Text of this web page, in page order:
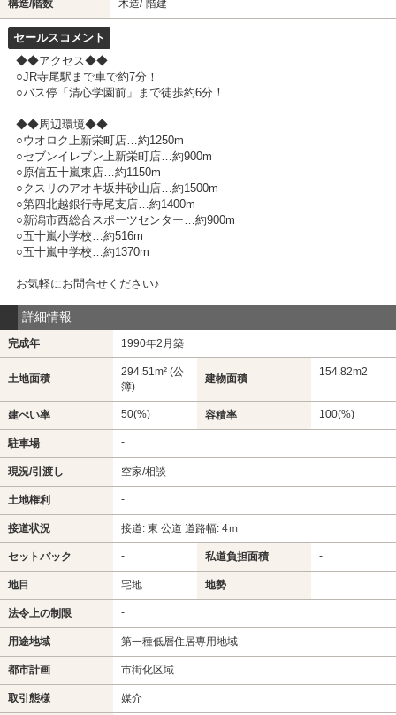
構造/階数 木造/-階建
セールスコメント
◆◆アクセス◆◆
○JR寺尾駅まで車で約7分！
○バス停「清心学園前」まで徒歩約6分！
◆◆周辺環境◆◆
○ウオロク上新栄町店…約1250m
○セブンイレブン上新栄町店…約900m
○原信五十嵐東店…約1150m
○クスリのアオキ坂井砂山店…約1500m
○第四北越銀行寺尾支店…約1400m
○新潟市西総合スポーツセンター…約900m
○五十嵐小学校…約516m
○五十嵐中学校…約1370m
お気軽にお問合せください♪
詳細情報
完成年 1990年2月築
土地面積
294.51m² (公
簿)
建物面積
154.82m2
建ぺい率 50(%) 容積率 100(%)
駐車場 -
現況/引渡し 空家/相談
土地権利 -
接道状況 接道: 東 公道 道路幅: 4ｍ
セットバック - 私道負担面積 -
地目 宅地 地勢
法令上の制限 -
用途地域 第一種低層住居専用地域
都市計画 市街化区域
取引態様 媒介